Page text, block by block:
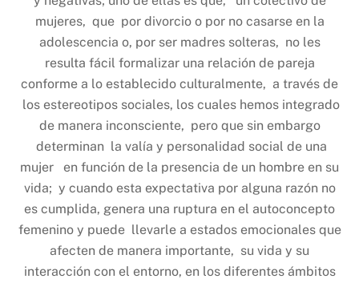
mujeres, que por divorcio o por no casarse en la
adolescencia o, por ser madres solteras, no les
resulta fácil formalizar una relación de pareja
conforme a lo establecido culturalmente, a través de
los estereotipos sociales, los cuales hemos integrado
de manera inconsciente, pero que sin embargo
determinan la valía y personalidad social de una
mujer en función de la presencia de un hombre en su
vida; y cuando esta expectativa por alguna razón no
es cumplida, genera una ruptura en el autoconcepto
femenino y puede llevarle a estados emocionales que
afecten de manera importante, su vida y su
interacción con el entorno, en los diferentes ámbitos